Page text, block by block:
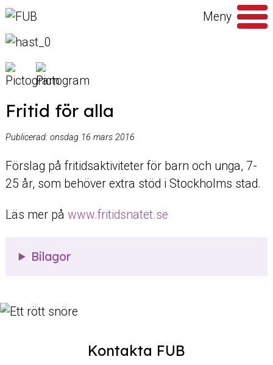
Hoppa till innehåll
Meny
efter
Fritid för alla
Publicerad: onsdag 16 mars 2016
Förslag på fritidsaktiviteter för barn och unga, 7-
25 år, som behöver extra stöd i Stockholms stad.
Läs mer på www.fritidsnatet.se
Bilagor
Kontakta FUB